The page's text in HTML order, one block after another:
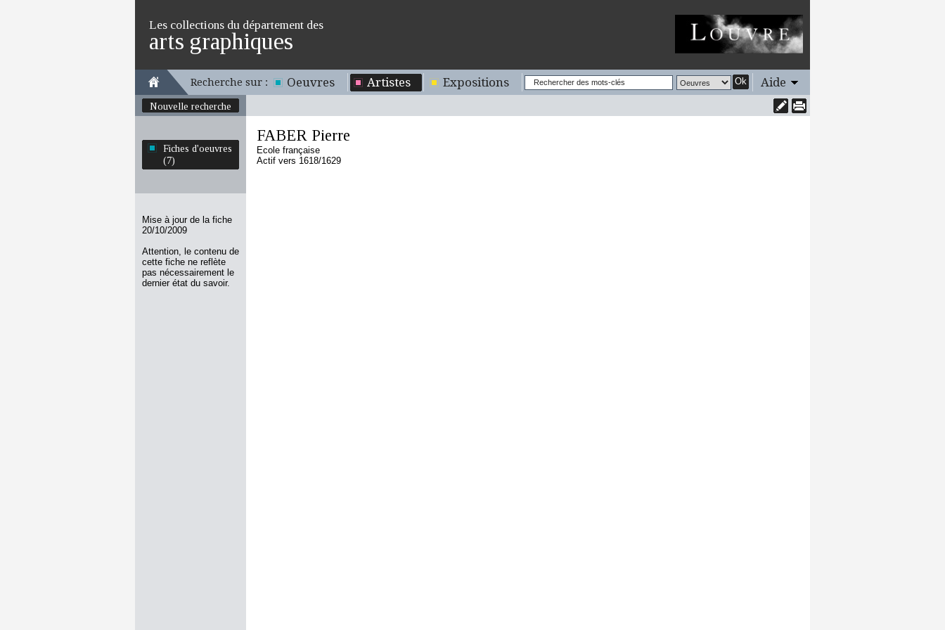
Les collections du département des
arts graphiques
Recherche sur : Oeuvres Artistes Expositions Ok Aide
Nouvelle recherche
Fiches d'oeuvres
(7)
Mise à jour de la fiche
20/10/2009
Attention, le contenu de
cette fiche ne reflète
pas nécessairement le
dernier état du savoir.
FABER Pierre
Ecole française
Actif vers 1618/1629